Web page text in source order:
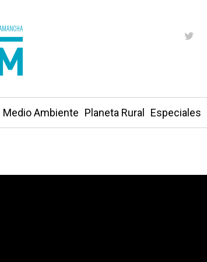
Medio Ambiente Planeta Rural Especiales